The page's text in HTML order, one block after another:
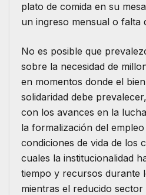
plato de comida en su
un ingreso mensual o falta
No es posible que
sobre la necesidad de
en momentos donde el
solidaridad debe
con los avances en la
la formalización del
condiciones de vida de los
cuales la institucionalidad
tiempo y recursos durante
mientras el reducido